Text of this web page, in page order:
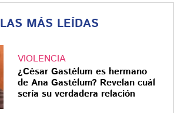
LAS MÁS LEÍDAS
VIOLENCIA
¿César Gastélum es hermano
de Ana Gastélum? Revelan cuál
sería su verdadera relación